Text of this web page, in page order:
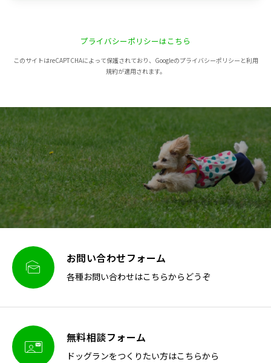
プライバシーポリシーはこちら
このサイトはreCAPTCHAによって保護されており、Googleのプライバシーポリシーと利用
規約が適用されます。
 お問い合わせフォーム
各種お問い合わせはこちらからどうぞ
 無料相談フォーム
ドッグランをつくりたい方はこちらから